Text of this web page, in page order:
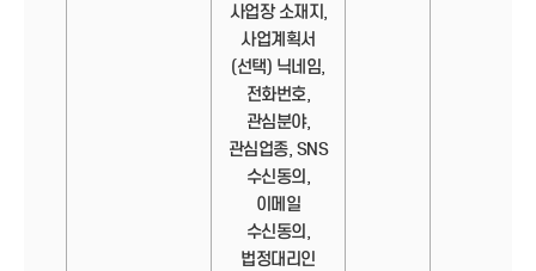
사업장 소재지,
사업계획서
(선택) 닉네임,
전화번호,
관심분야,
관심업종, SNS
수신동의,
이메일
수신동의,
법정대리인